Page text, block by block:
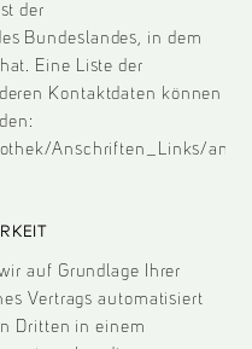
der
Bundeslandes, in dem
Eine Liste der
Kontaktdaten können
Anschriften_Links/
auf Grundlage Ihrer
Vertrags automatisiert
Dritten in einem